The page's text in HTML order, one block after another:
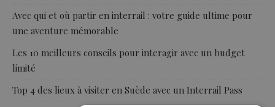
Avec qui et où partir en interrail : votre guide ultime pour
une aventure mémorable
Les 10 meilleurs conseils pour interagir avec un budget
limité
Top 4 des lieux à visiter en Suède avec un Interrail Pass